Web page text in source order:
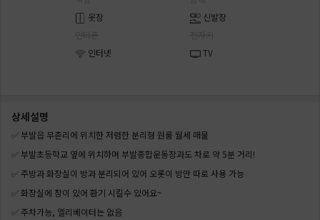
옷장
신발장
인터넷
TV
상세설명
✅ 부발읍 무촌리에 위치한 저렴한 분리형 원룸 월세 매물
✅ 부발초등학교 옆에 위치하며 부발종합운동장과도 차로 약 5분 거리!
✅ 주방과 화장실이 방과 분리되어 있어 오롯이 방만 따로 사용 가능
✅ 화장실에 창이 있어 환기 시킬수 있어요~
✅ 주차가능, 엘리베이터는 없음